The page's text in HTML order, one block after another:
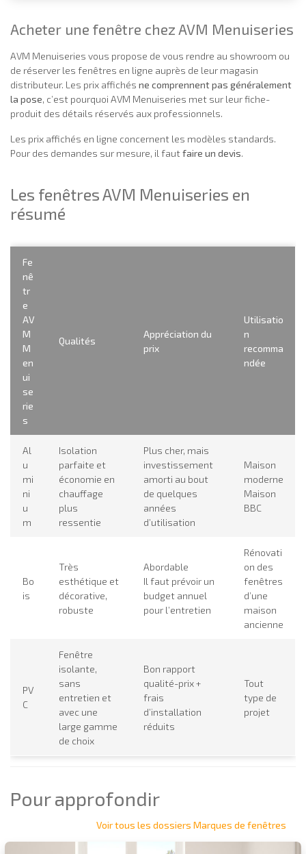
Acheter une fenêtre chez AVM Menuiseries
AVM Menuiseries vous propose de vous rendre au showroom ou
de réserver les fenêtres en ligne auprès de leur magasin
distributeur. Les prix affichés ne comprennent pas généralement
la pose, c’est pourquoi AVM Menuiseries met sur leur fiche-
produit des détails réservés aux professionnels.
Les prix affichés en ligne concernent les modèles standards.
Pour des demandes sur mesure, il fautfaire un devis.
Les fenêtres AVM Menuiseries en
résumé
Fe
nê
tr
e
AV
M
M
en
ui
se
rie
s
Qualités
Appréciation du
prix
Utilisatio
n
recomma
ndée
Al
u
mi
ni
u
m
Isolation
parfaite et
économie en
chauffage
plus
ressentie
Plus cher, mais
investissement
amorti au bout
de quelques
années
d’utilisation
Maison
moderne
Maison
BBC
Bo
is
Très
esthétique et
décorative,
robuste
Abordable
Il faut prévoir un
budget annuel
pour l’entretien
Rénovati
on des
fenêtres
d’une
maison
ancienne
PV
C
Fenêtre
isolante,
sans
entretien et
avec une
large gamme
de choix
Bon rapport
qualité-prix +
frais
d’installation
réduits
Tout
type de
projet
Pour approfondir
Voir tous les dossiers Marques de fenêtres